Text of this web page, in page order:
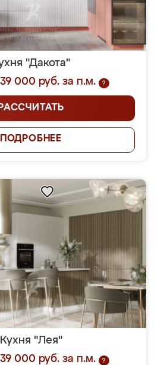
"Дакота"
000 руб. за п.м.
?
РАССЧИТАТЬ
ПОДРОБНЕЕ
Кухня "Лея"
000 руб. за п.м.
?